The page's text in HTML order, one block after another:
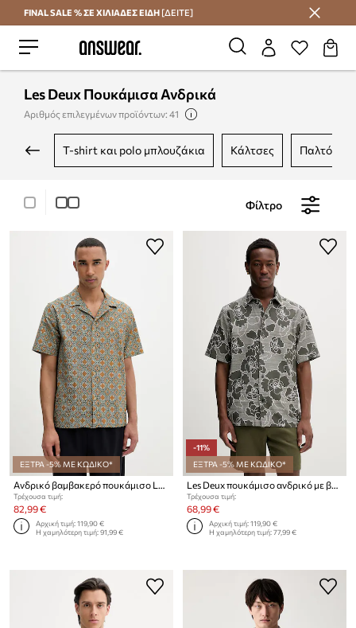
Εξοικονομήστε με το Answear Club
FINAL SALE % ΣΕ ΧΙΛΙΑΔΕΣ ΕΙΔΗ [ΔΕΙΤΕ]
Les Deux Πουκάμισα Ανδρικά
Αριθμός επιλεγμένων προϊόντων: 41
t-shirt και polo μπλουζάκια κάλτσες παλτό
Φίλτρο
ΕΞΤΡΑ -5% ΜΕ ΚΩΔΙΚΟ*
Ανδρικό βαμβακερό πουκάμισο Les Deux Lukas
Τρέχουσα τιμή:
82,99 €
Αρχική τιμή:119,90 €
Η χαμηλότερη τιμή:91,99 €
-11%
ΕΞΤΡΑ -5% ΜΕ ΚΩΔΙΚΟ*
Les Deux πουκάμισο ανδρικό με βαμβάκι Charlie
Τρέχουσα τιμή:
68,99 €
Αρχική τιμή:119,90 €
Η χαμηλότερη τιμή:77,99 €